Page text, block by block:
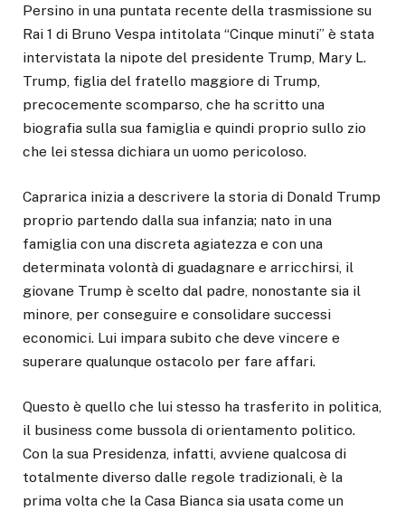
Persino in una puntata recente della trasmissione su
Rai 1 di Bruno Vespa intitolata “Cinque minuti” è stata
intervistata la nipote del presidente Trump, Mary L.
Trump, figlia del fratello maggiore di Trump,
precocemente scomparso, che ha scritto una
biografia sulla sua famiglia e quindi proprio sullo zio
che lei stessa dichiara un uomo pericoloso.
Caprarica inizia a descrivere la storia di Donald Trump
proprio partendo dalla sua infanzia; nato in una
famiglia con una discreta agiatezza e con una
determinata volontà di guadagnare e arricchirsi, il
giovane Trump è scelto dal padre, nonostante sia il
minore, per conseguire e consolidare successi
economici. Lui impara subito che deve vincere e
superare qualunque ostacolo per fare affari.
Questo è quello che lui stesso ha trasferito in politica,
il business come bussola di orientamento politico.
Con la sua Presidenza, infatti, avviene qualcosa di
totalmente diverso dalle regole tradizionali, è la
prima volta che la Casa Bianca sia usata come un